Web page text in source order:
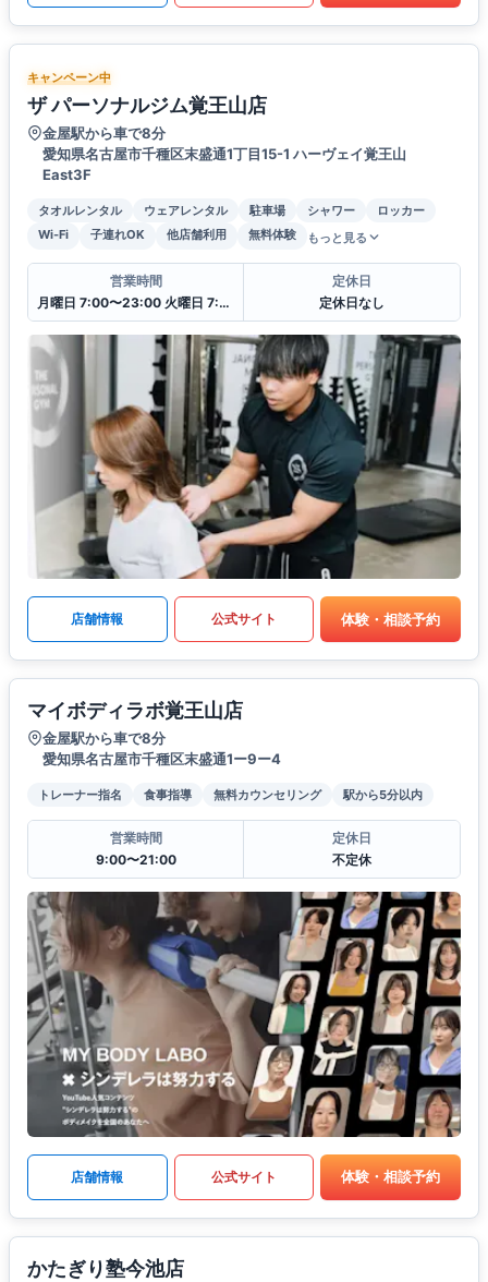
キャンペーン中
ザ パーソナルジム覚王山店
金屋駅から車で8分
愛知県名古屋市千種区末盛通1丁目15-1 ハーヴェイ覚王山
East3F
タオルレンタル ウェアレンタル 駐車場 シャワー
ロッカー
Wi-Fi
子連れOK 他店舗利用 無料体験 もっと見る
営業時間
月曜日 7:00〜23:00 火曜日 7:00〜23:00 水曜日 7:00〜23:00 木曜日 7:00〜23:00 金曜日 7:00〜23:00 土曜日 7:00〜23:00 日曜日 7:00〜23:00
定休日
定休日なし
店舗情報 公式サイト 体験・相談予約
マイボディラボ覚王山店
金屋駅から車で8分
愛知県名古屋市千種区末盛通1ー9ー4
トレーナー指名 食事指導 無料カウンセリング 駅から5分以内
営業時間
9:00〜21:00
定休日
不定休
店舗情報 公式サイト 体験・相談予約
かたぎり塾今池店